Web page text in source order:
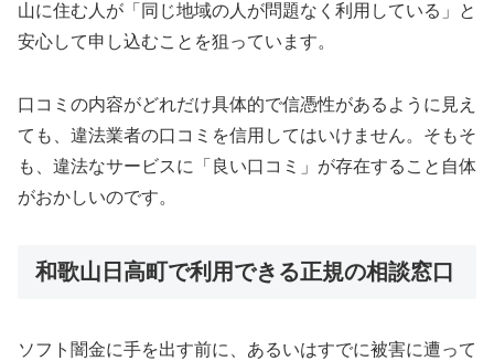
山に住む人が「同じ地域の人が問題なく利用している」と
安心して申し込むことを狙っています。
口コミの内容がどれだけ具体的で信憑性があるように見え
ても、違法業者の口コミを信用してはいけません。そもそ
も、違法なサービスに「良い口コミ」が存在すること自体
がおかしいのです。
和歌山日高町で利用できる正規の相談窓口
ソフト闇金に手を出す前に、あるいはすでに被害に遭って